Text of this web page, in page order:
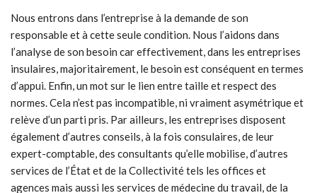
Nous entrons dans l’entreprise à la demande de son
responsable et à cette seule condition. Nous l’aidons dans
l’analyse de son besoin car effectivement, dans les entreprises
insulaires, majoritairement, le besoin est conséquent en termes
d’appui. Enfin, un mot sur le lien entre taille et respect des
normes. Cela n’est pas incompatible, ni vraiment asymétrique et
relève d’un parti pris. Par ailleurs, les entreprises disposent
également d’autres conseils, à la fois consulaires, de leur
expert-comptable, des consultants qu’elle mobilise, d’autres
services de l’État et de la Collectivité tels les offices et
agences mais aussi les services de médecine du travail, de la